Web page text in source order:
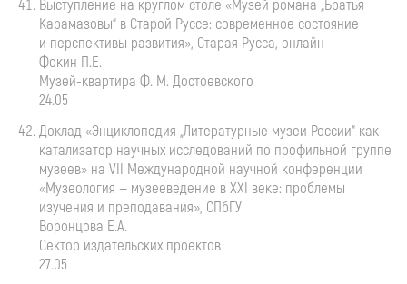
Выступление на круглом столе «Музей романа „Братья
Карамазовы“ в Старой Руссе: современное состояние
и перспективы развития», Старая Русса, онлайн
Фокин П.Е.
Музей-квартира Ф. М. Достоевского
24.05
Доклад «Энциклопедия „Литературные музеи России“ как
катализатор научных исследований по профильной группе
музеев» на VII Международной научной конференции
«Музеология — музееведение в XXI веке: проблемы
изучения и преподавания», СПбГУ
Воронцова Е.А.
Сектор издательских проектов
27.05